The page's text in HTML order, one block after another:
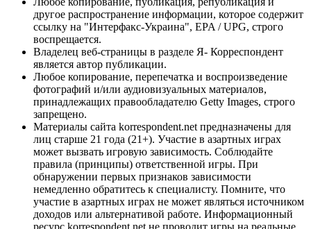
другое распространение информации, которое содержит
ссылку на "Интерфакс-Украина", EPA / UPG, строго
воспрещается.
Владелец веб-страницы в разделе Я- Корреспондент
является автор публикации.
Любое копирование, перепечатка и воспроизведение
фотографий и/или аудиовизуальных материалов,
принадлежащих правообладателю Getty Images, строго
запрещено.
Материалы сайта korrespondent.net предназначены для
лиц старше 21 года (21+). Участие в азартных играх
может вызвать игровую зависимость. Соблюдайте
правила (принципы) ответственной игры. При
обнаружении первых признаков зависимости
немедленно обратитесь к специалисту. Помните, что
участие в азартных играх не может являться источником
доходов или альтернативой работе. Информационный